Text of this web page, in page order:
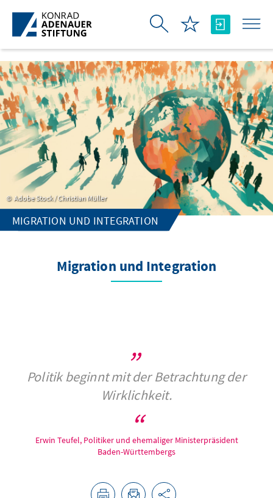
Skip to Main Content
Adobe Stock / Christian Müller
MIGRATION UND INTEGRATION
Migration und Integration
Politik beginnt mit der Betrachtung der
Wirklichkeit.
Erwin Teufel, Politiker und ehemaliger Ministerpräsident
Baden-Württembergs